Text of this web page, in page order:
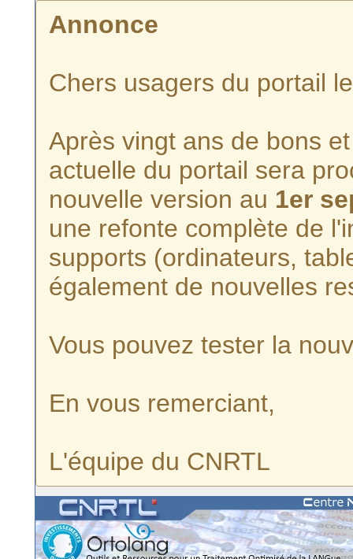
Annonce
Chers usagers du portail
Après vingt ans de bons
actuelle du portail sera
nouvelle version au 1er
une refonte complète de
supports (ordinateurs,
également de nouvelles
Vous pouvez tester la
En vous remerciant,
L'équipe du CNRTL